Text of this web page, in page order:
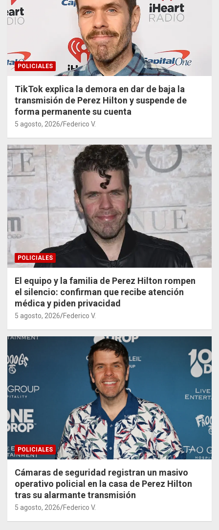
POLICIALES
TikTok explica la demora en dar de baja la
transmisión de Perez Hilton y suspende de
forma permanente su cuenta
5 agosto, 2026 Federico V.
POLICIALES
El equipo y la familia de Perez Hilton rompen
el silencio: confirman que recibe atención
médica y piden privacidad
5 agosto, 2026 Federico V.
POLICIALES
Cámaras de seguridad registran un masivo
operativo policial en la casa de Perez Hilton
tras su alarmante transmisión
5 agosto, 2026 Federico V.